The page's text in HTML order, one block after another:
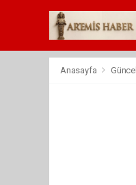
Anasayfa Güncel